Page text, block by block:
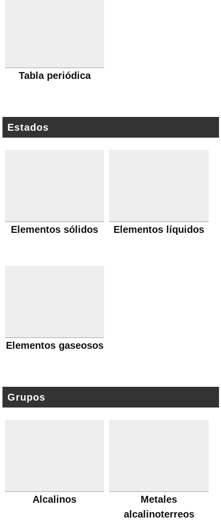
Tabla periódica
Estados
Elementos sólidos Elementos líquidos
Elementos gaseosos
Grupos
Alcalinos
Metales
alcalinoterreos